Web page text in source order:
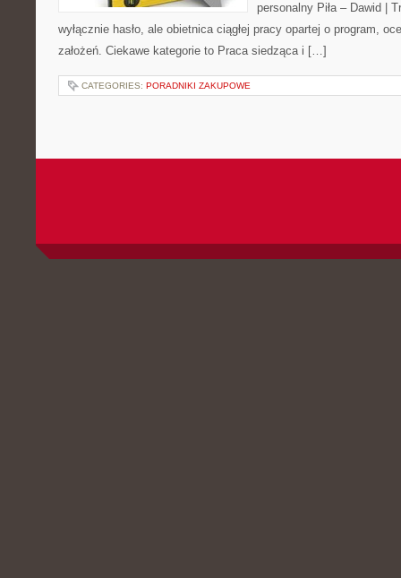
personalny Piła – Dawid |
wyłącznie hasło, ale obietnica ciągłej pracy opartej o program,
założeń. Ciekawe kategorie to Praca siedząca i […]
CATEGORIES: PORADNIKI ZAKUPOWE